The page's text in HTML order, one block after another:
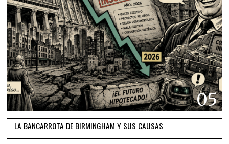
05
LA BANCARROTA DE BIRMINGHAM Y SUS CAUSAS